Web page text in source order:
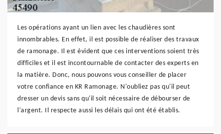
Les opérations ayant un lien avec les chaudières sont
innombrables. En effet, il est possible de réaliser des travaux
de ramonage. Il est évident que ces interventions soient très
difficiles et il est incontournable de contacter des experts en
la matière. Donc, nous pouvons vous conseiller de placer
votre confiance en KR Ramonage. N'oubliez pas qu'il peut
dresser un devis sans qu'il soit nécessaire de débourser de
l'argent. Il respecte aussi les délais qui ont été établis.